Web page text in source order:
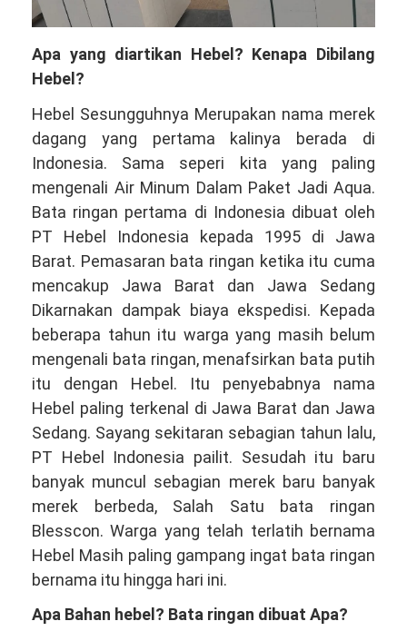
Apa yang diartikan Hebel? Kenapa Dibilang
Hebel?
Hebel Sesungguhnya Merupakan nama merek
dagang yang pertama kalinya berada di
Indonesia. Sama seperi kita yang paling
mengenali Air Minum Dalam Paket Jadi Aqua.
Bata ringan pertama di Indonesia dibuat oleh
PT Hebel Indonesia kepada 1995 di Jawa
Barat. Pemasaran bata ringan ketika itu cuma
mencakup Jawa Barat dan Jawa Sedang
Dikarnakan dampak biaya ekspedisi. Kepada
beberapa tahun itu warga yang masih belum
mengenali bata ringan, menafsirkan bata putih
itu dengan Hebel. Itu penyebabnya nama
Hebel paling terkenal di Jawa Barat dan Jawa
Sedang. Sayang sekitaran sebagian tahun lalu,
PT Hebel Indonesia pailit. Sesudah itu baru
banyak muncul sebagian merek baru banyak
merek berbeda, Salah Satu bata ringan
Blesscon. Warga yang telah terlatih bernama
Hebel Masih paling gampang ingat bata ringan
bernama itu hingga hari ini.
Apa Bahan hebel? Bata ringan dibuat Apa?